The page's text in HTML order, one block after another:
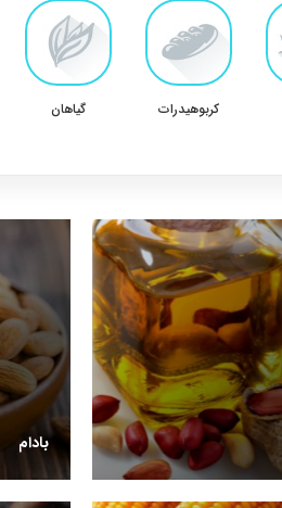
کربوهیدرات گیاهان
بادام